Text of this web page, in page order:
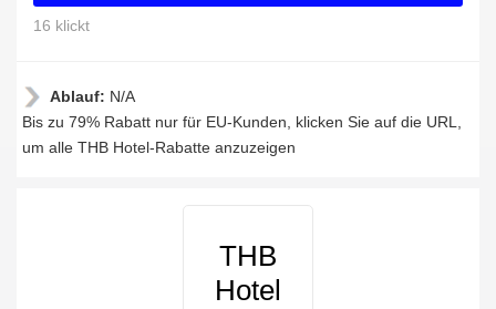
16 klickt
Ablauf: N/A
Bis zu 79% Rabatt nur für EU-Kunden, klicken Sie auf die URL,
um alle THB Hotel-Rabatte anzuzeigen
THB
Hotel